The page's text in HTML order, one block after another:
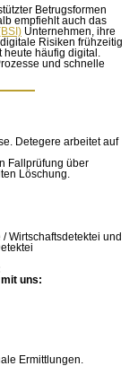
Betrugsformen
empfiehlt auch das
Unternehmen, ihre
Risiken frühzeitig
häufig digital.
und schnelle
Detegere arbeitet auf
Fallprüfung über
Löschung.
uns:
Ermittlungen.